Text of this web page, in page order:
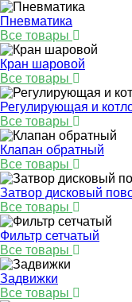
Пневматика
Все товары
Кран шаровой
Все товары
Регулирующая и
Все товары
Клапан обратный
Все товары
Затвор дисковый
Все товары
Фильтр сетчатый
Все товары
Задвижки
Все товары